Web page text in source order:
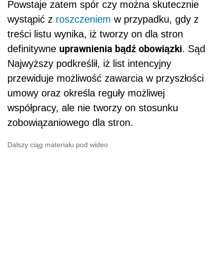
Powstaje zatem spór czy można skutecznie
wystąpić z roszczeniem w przypadku, gdy z
treści listu wynika, iż tworzy on dla stron
definitywne uprawnienia bądź obowiązki. Sąd
Najwyższy podkreślił, iż list intencyjny
przewiduje możliwość zawarcia w przyszłości
umowy oraz określa reguły możliwej
współpracy, ale nie tworzy on stosunku
zobowiązaniowego dla stron.
Dalszy ciąg materiału pod wideo